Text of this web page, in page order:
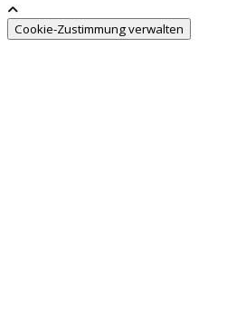
Cookie-Zustimmung verwalten